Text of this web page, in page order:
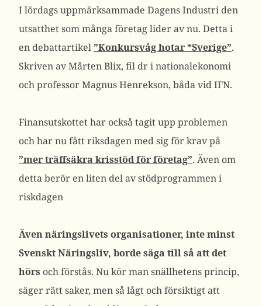
I lördags uppmärksammade Dagens Industri den
utsatthet som många företag lider av nu. Detta i
en debattartikel”Konkursvåg hotar *Sverige”.
Skriven av Mårten Blix, fil dr i nationalekonomi
och professor Magnus Henrekson, båda vid IFN.
Finansutskottet har också tagit upp problemen
och har nu fått riksdagen med sig för krav på
”mer träffsäkra krisstöd för företag”. Även om
detta berör en liten del av stödprogrammen i
riskdagen
Även näringslivets organisationer, inte minst
Svenskt Näringsliv, borde säga till så att det
hörs och förstås. Nu kör man snällhetens princip,
säger rätt saker, men så lågt och försiktigt att